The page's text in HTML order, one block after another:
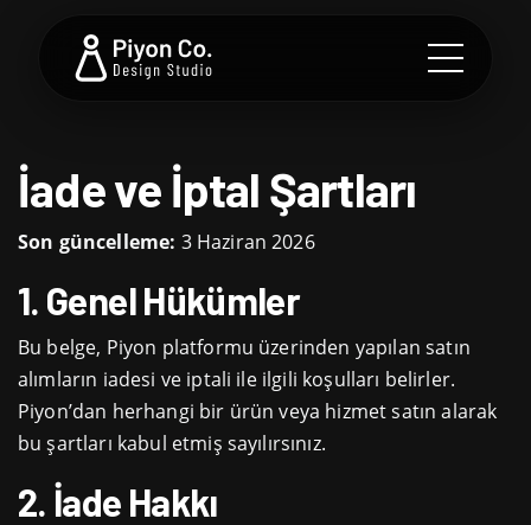
İade ve İptal Şartları
Son güncelleme: 3 Haziran 2026
1. Genel Hükümler
Bu belge, Piyon platformu üzerinden yapılan satın
alımların iadesi ve iptali ile ilgili koşulları belirler.
Piyon’dan herhangi bir ürün veya hizmet satın alarak
bu şartları kabul etmiş sayılırsınız.
2. İade Hakkı